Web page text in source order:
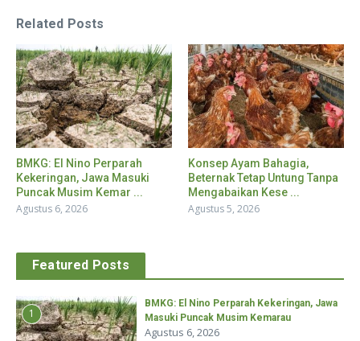
Related Posts
BMKG: El Nino Perparah
Kekeringan, Jawa Masuki
Puncak Musim Kemar ...
Agustus 6, 2026
Konsep Ayam Bahagia,
Beternak Tetap Untung Tanpa
Mengabaikan Kese ...
Agustus 5, 2026
Featured Posts
1
BMKG: El Nino Perparah Kekeringan, Jawa
Masuki Puncak Musim Kemarau
Agustus 6, 2026